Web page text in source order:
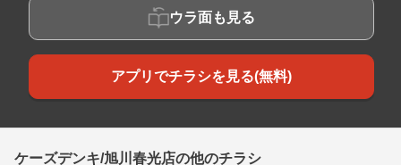
ウラ面も見る
アプリでチラシを見る(無料)
ケーズデンキ/旭川春光店の他のチラシ